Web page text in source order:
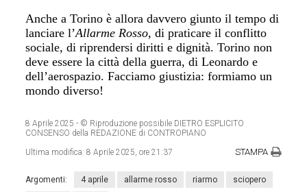
Anche a Torino è allora davvero giunto il tempo di
lanciare l’Allarme Rosso, di praticare il conflitto
sociale, di riprendersi diritti e dignità. Torino non
deve essere la città della guerra, di Leonardo e
dell’aerospazio. Facciamo giustizia: formiamo un
mondo diverso!
8 Aprile 2025 - © Riproduzione possibile DIETRO ESPLICITO
CONSENSO della REDAZIONE di CONTROPIANO
Ultima modifica:8 Aprile 2025, ore 21:37 STAMPA
Argomenti: 4 aprile allarme rosso riarmo sciopero